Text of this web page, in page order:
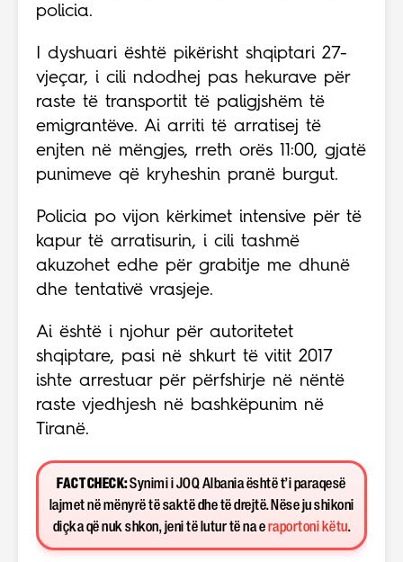
policia.
I dyshuari është pikërisht shqiptari 27-
vjeçar, i cili ndodhej pas hekurave për
raste të transportit të paligjshëm të
emigrantëve. Ai arriti të arratisej të
enjten në mëngjes, rreth orës 11:00, gjatë
punimeve që kryheshin pranë burgut.
Policia po vijon kërkimet intensive për të
kapur të arratisurin, i cili tashmë
akuzohet edhe për grabitje me dhunë
dhe tentativë vrasjeje.
Ai është i njohur për autoritetet
shqiptare, pasi në shkurt të vitit 2017
ishte arrestuar për përfshirje në nëntë
raste vjedhjesh në bashkëpunim në
Tiranë.
FACT CHECK:Synimi i JOQ Albania është t’i paraqesë
lajmet në mënyrë të saktë dhe të drejtë. Nëse ju shikoni
diçka që nuk shkon, jeni të lutur të na e raportoni këtu.